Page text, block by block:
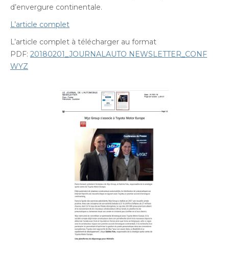
d’envergure continentale.
L’article complet
L’article complet à télécharger au format
PDF: 20180201_JOURNALAUTO NEWSLETTER_CONF
WYZ